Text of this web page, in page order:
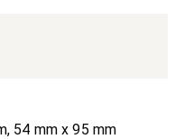
54 mm x 95 mm